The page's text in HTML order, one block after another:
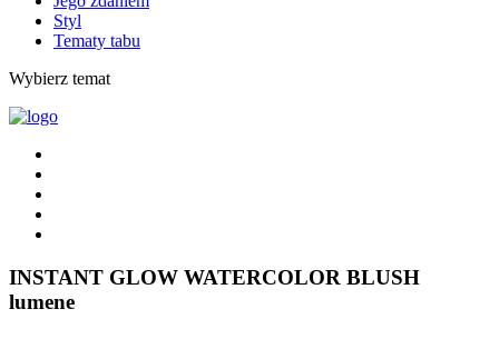
Styl
Tematy tabu
Wybierz temat
INSTANT GLOW WATERCOLOR BLUSH
lumene